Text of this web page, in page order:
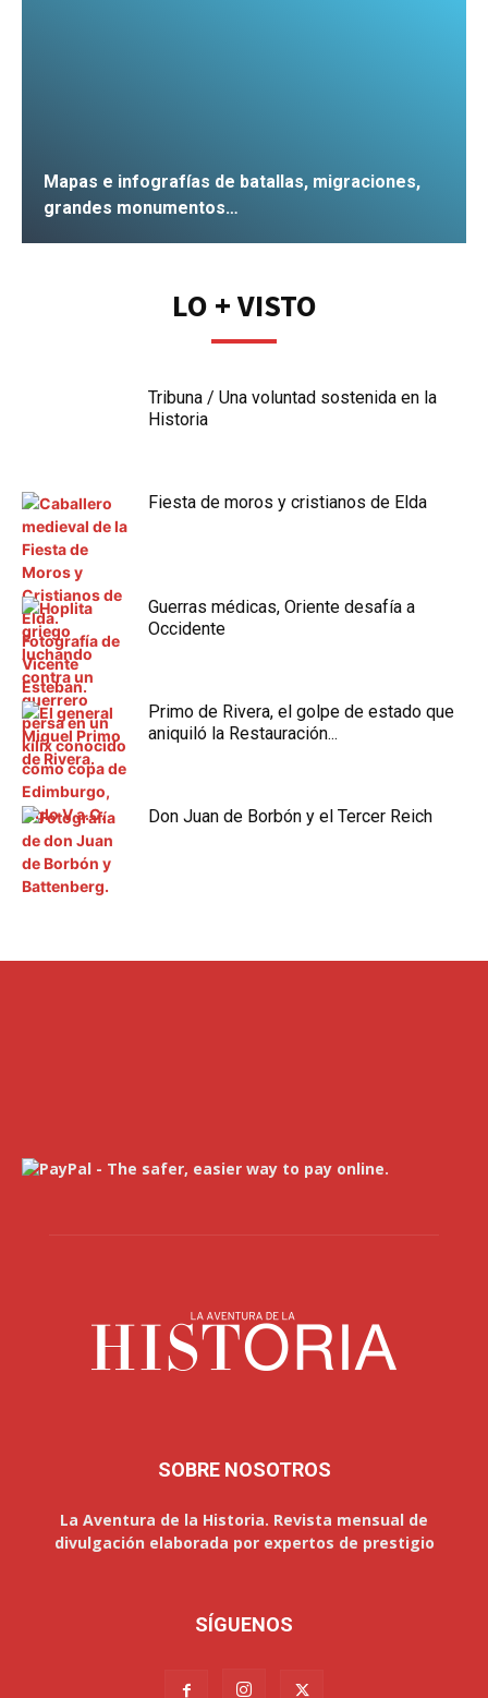
Mapas e infografías de batallas, migraciones,
grandes monumentos…
LO + VISTO
Tribuna / Una voluntad sostenida en la
Historia
Fiesta de moros y cristianos de Elda
Guerras médicas, Oriente desafía a
Occidente
Primo de Rivera, el golpe de estado que
aniquiló la Restauración...
Don Juan de Borbón y el Tercer Reich
SOBRE NOSOTROS
La Aventura de la Historia. Revista mensual de
divulgación elaborada por expertos de prestigio
SÍGUENOS